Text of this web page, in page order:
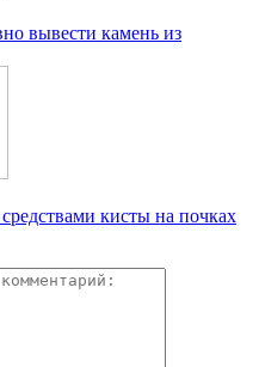
вывести камень из
кисты на почках